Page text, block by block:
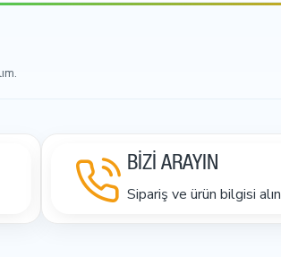
BİZİ ARAYIN
Sipariş ve ürün bilgisi alın